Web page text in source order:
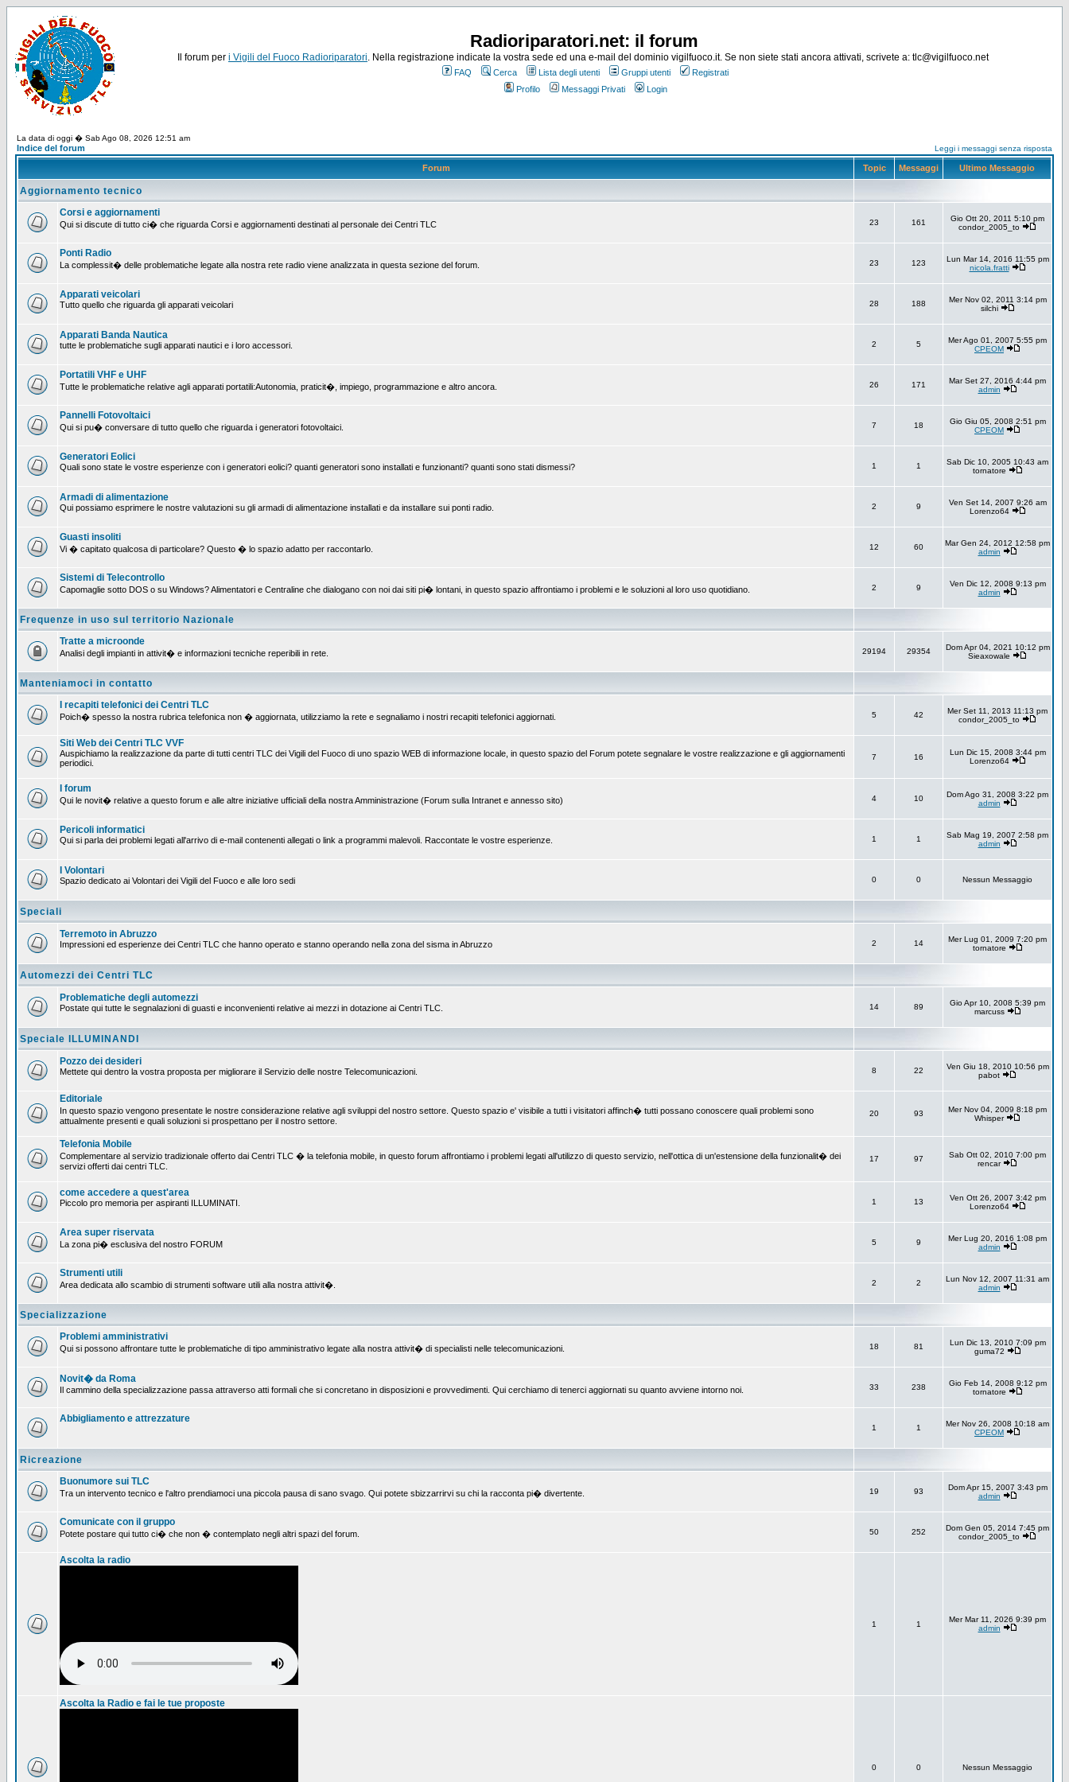
Radioriparatori.net: il forum
Il forum per i Vigili del Fuoco Radioriparatori. Nella registrazione indicate la vostra sede ed una e-mail del dominio vigilfuoco.it. Se non siete stati ancora attivati, scrivete a: tlc@vigilfuoco.net
FAQ Cerca Lista degli utenti Gruppi utenti
Registrati
Profilo
Messaggi Privati Login
La data di oggi � Sab Ago 08, 2026 12:51 am
Indice del forum Leggi i messaggi senza risposta
Forum Topic Messaggi Ultimo Messaggio
Aggiornamento tecnico
Corsi e aggiornamenti
Qui si discute di tutto ci� che riguarda Corsi e aggiornamenti destinati al personale dei Centri TLC 23 161
Gio Ott 20, 2011 5:10 pm
condor_2005_to
Ponti Radio
La complessit� delle problematiche legate alla nostra rete radio viene analizzata in questa sezione del forum. 23 123
Lun Mar 14, 2016 11:55 pm
nicola.fratti
Apparati veicolari
Tutto quello che riguarda gli apparati veicolari 28 188
Mer Nov 02, 2011 3:14 pm
silchi
Apparati Banda Nautica
tutte le problematiche sugli apparati nautici e i loro accessori. 2 5
Mer Ago 01, 2007 5:55 pm
CPEOM
Portatili VHF e UHF
Tutte le problematiche relative agli apparati portatili:Autonomia, praticit�, impiego, programmazione e altro ancora. 26 171
Mar Set 27, 2016 4:44 pm
admin
Pannelli Fotovoltaici
Qui si pu� conversare di tutto quello che riguarda i generatori fotovoltaici. 7 18
Gio Giu 05, 2008 2:51 pm
CPEOM
Generatori Eolici
Quali sono state le vostre esperienze con i generatori eolici? quanti generatori sono installati e funzionanti? quanti sono stati dismessi? 1 1
Sab Dic 10, 2005 10:43 am
tornatore
Armadi di alimentazione
Qui possiamo esprimere le nostre valutazioni su gli armadi di alimentazione installati e da installare sui ponti radio. 2 9
Ven Set 14, 2007 9:26 am
Lorenzo64
Guasti insoliti
Vi � capitato qualcosa di particolare? Questo � lo spazio adatto per raccontarlo. 12 60
Mar Gen 24, 2012 12:58 pm
admin
Sistemi di Telecontrollo
Capomaglie sotto DOS o su Windows? Alimentatori e Centraline che dialogano con noi dai siti pi� lontani, in questo spazio affrontiamo i problemi e le soluzioni al loro uso quotidiano. 2 9
Ven Dic 12, 2008 9:13 pm
admin
Frequenze in uso sul territorio Nazionale
Tratte a microonde
Analisi degli impianti in attivit� e informazioni tecniche reperibili in rete. 29194 29354
Dom Apr 04, 2021 10:12 pm
Sieaxowale
Manteniamoci in contatto
I recapiti telefonici dei Centri TLC
Poich� spesso la nostra rubrica telefonica non � aggiornata, utilizziamo la rete e segnaliamo i nostri recapiti telefonici aggiornati. 5 42
Mer Set 11, 2013 11:13 pm
condor_2005_to
Siti Web dei Centri TLC VVF
Auspichiamo la realizzazione da parte di tutti centri TLC dei Vigili del Fuoco di uno spazio WEB di informazione locale, in questo spazio del Forum potete segnalare le vostre realizzazione e gli aggiornamenti
periodici.
7 16
Lun Dic 15, 2008 3:44 pm
Lorenzo64
I forum
Qui le novit� relative a questo forum e alle altre iniziative ufficiali della nostra Amministrazione (Forum sulla Intranet e annesso sito) 4 10
Dom Ago 31, 2008 3:22 pm
admin
Pericoli informatici
Qui si parla dei problemi legati all'arrivo di e-mail contenenti allegati o link a programmi malevoli. Raccontate le vostre esperienze. 1 1
Sab Mag 19, 2007 2:58 pm
admin
I Volontari
Spazio dedicato ai Volontari dei Vigili del Fuoco e alle loro sedi 0 0 Nessun Messaggio
Speciali
Terremoto in Abruzzo
Impressioni ed esperienze dei Centri TLC che hanno operato e stanno operando nella zona del sisma in Abruzzo 2 14
Mer Lug 01, 2009 7:20 pm
tornatore
Automezzi dei Centri TLC
Problematiche degli automezzi
Postate qui tutte le segnalazioni di guasti e inconvenienti relative ai mezzi in dotazione ai Centri TLC. 14 89
Gio Apr 10, 2008 5:39 pm
marcuss
Speciale ILLUMINANDI
Pozzo dei desideri
Mettete qui dentro la vostra proposta per migliorare il Servizio delle nostre Telecomunicazioni. 8 22
Ven Giu 18, 2010 10:56 pm
pabot
Editoriale
In questo spazio vengono presentate le nostre considerazione relative agli sviluppi del nostro settore. Questo spazio e' visibile a tutti i visitatori affinch� tutti possano conoscere quali problemi sono
attualmente presenti e quali soluzioni si prospettano per il nostro settore.
20 93
Mer Nov 04, 2009 8:18 pm
Whisper
Telefonia Mobile
Complementare al servizio tradizionale offerto dai Centri TLC � la telefonia mobile, in questo forum affrontiamo i problemi legati all'utilizzo di questo servizio, nell'ottica di un'estensione della funzionalit� dei
servizi offerti dai centri TLC.
17 97
Sab Ott 02, 2010 7:00 pm
rencar
come accedere a quest'area
Piccolo pro memoria per aspiranti ILLUMINATI. 1 13
Ven Ott 26, 2007 3:42 pm
Lorenzo64
Area super riservata
La zona pi� esclusiva del nostro FORUM 5 9
Mer Lug 20, 2016 1:08 pm
admin
Strumenti utili
Area dedicata allo scambio di strumenti software utili alla nostra attivit�. 2 2
Lun Nov 12, 2007 11:31 am
admin
Specializzazione
Problemi amministrativi
Qui si possono affrontare tutte le problematiche di tipo amministrativo legate alla nostra attivit� di specialisti nelle telecomunicazioni. 18 81
Lun Dic 13, 2010 7:09 pm
guma72
Novit� da Roma
Il cammino della specializzazione passa attraverso atti formali che si concretano in disposizioni e provvedimenti. Qui cerchiamo di tenerci aggiornati su quanto avviene intorno noi. 33 238
Gio Feb 14, 2008 9:12 pm
tornatore
Abbigliamento e attrezzature
1 1
Mer Nov 26, 2008 10:18 am
CPEOM
Ricreazione
Buonumore sui TLC
Tra un intervento tecnico e l'altro prendiamoci una piccola pausa di sano svago. Qui potete sbizzarrirvi su chi la racconta pi� divertente. 19 93
Dom Apr 15, 2007 3:43 pm
admin
Comunicate con il gruppo
Potete postare qui tutto ci� che non � contemplato negli altri spazi del forum. 50 252
Dom Gen 05, 2014 7:45 pm
condor_2005_to
Ascolta la radio
1 1
Mer Mar 11, 2026 9:39 pm
admin
Ascolta la Radio e fai le tue proposte
0 0 Nessun Messaggio